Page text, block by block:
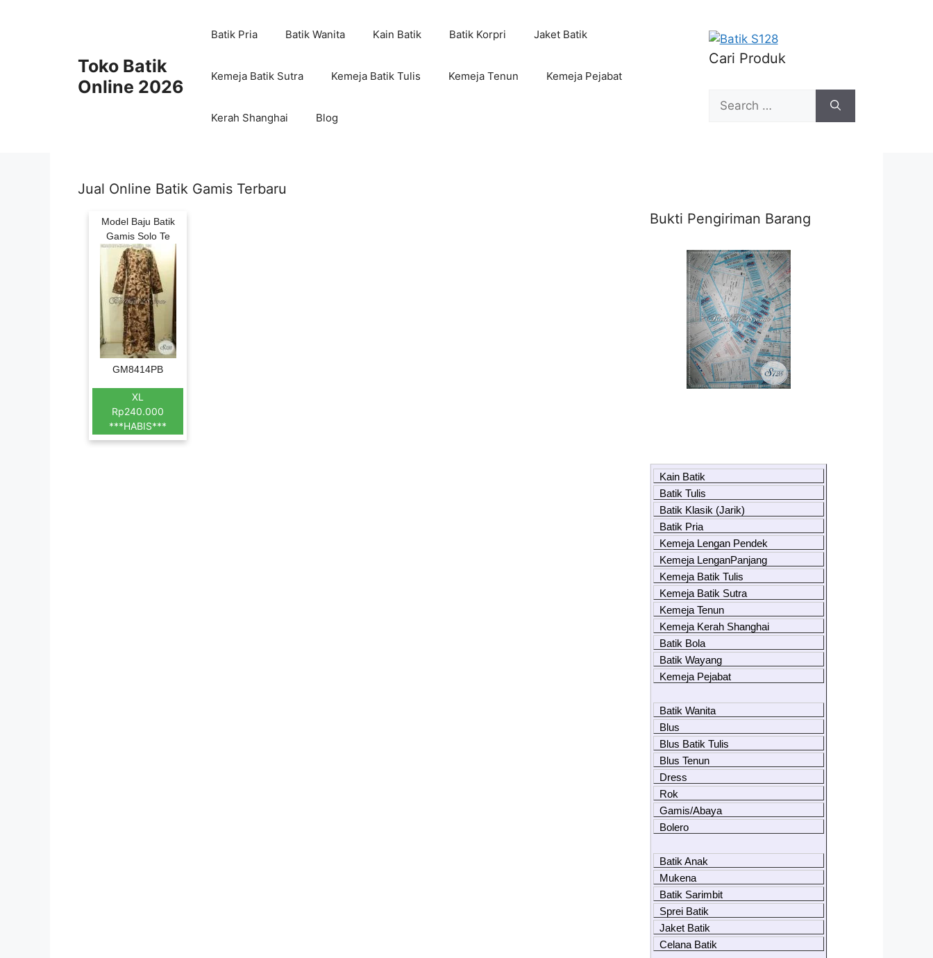
Toko Batik
Online 2026
Batik Pria Batik Wanita Kain Batik Batik Korpri Jaket Batik
Kemeja Batik Sutra Kemeja Batik Tulis Kemeja Tenun Kemeja Pejabat
Kerah Shanghai Blog
Cari Produk
Search
for:
Jual Online Batik Gamis Terbaru
Model Baju Batik
Gamis Solo Te
GM8414PB
XL
Rp240.000
***HABIS***
Bukti Pengiriman Barang
Kain Batik
Batik Tulis
Batik Klasik (Jarik)
Batik Pria
Kemeja Lengan Pendek
Kemeja LenganPanjang
Kemeja Batik Tulis
Kemeja Batik Sutra
Kemeja Tenun
Kemeja Kerah Shanghai
Batik Bola
Batik Wayang
Kemeja Pejabat
Batik Wanita
Blus
Blus Batik Tulis
Blus Tenun
Dress
Rok
Gamis/Abaya
Bolero
Batik Anak
Mukena
Batik Sarimbit
Sprei Batik
Jaket Batik
Celana Batik